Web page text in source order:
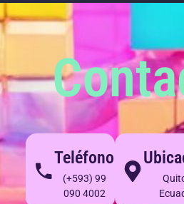
Teléfono
(+593) 99
090 4002